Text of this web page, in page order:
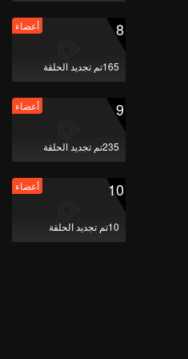
8
165تم تجديد الحلقة
أعضاء
9
235تم تجديد الحلقة
أعضاء
10
10تم تجديد الحلقة
أعضاء